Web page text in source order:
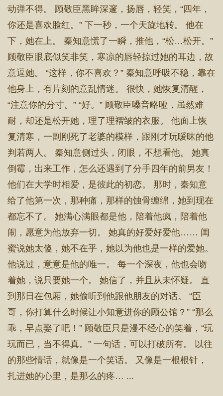
动弹不得。 顾敬臣黑眸深邃，扬唇，轻笑，“四年，
你还是喜欢脸红。” 下一秒，一个天旋地转。 他在
下，她在上。 秦知意慌了一瞬，推他，“松…松开。”
顾敬臣眼底似笑非笑，寒凉的唇轻掠过她的耳边，故
意逗她。 “这样，你不喜欢？” 秦知意呼吸不稳，靠在
他身上，有片刻的意乱情迷。 很快，她恢复清醒，
“注意你的分寸。” “好。” 顾敬臣嗓音略哑，虽然难
耐，却还是松开她，理了理褶皱的衣服。 他面上恢
复清寒，一副刚死了老婆的模样，跟刚才玩暧昧的他
判若两人。 秦知意侧过头，闭眼，不想看他。 她真
倒霉，出来工作，怎么还遇到了分手四年的前男友！
他们在大学时相爱，是彼此的初恋。 那时，秦知意
给了他第一次，那种痛，那样的蚀骨缠绵，她到现在
都忘不了。 她满心满眼都是他，陪着他疯，陪着他
闹，愿意为他放弃一切。 她真的好爱好爱他…… 闺
蜜说她太傻，她不在乎，她以为他也是一样的爱她。
他说过，意意是他的唯一。 每一个深夜，他也会吻
着她，说只要她一个。 她信了，并且从未怀疑。 直
到那日在包厢，她偷听到他跟他朋友的对话。 “臣
哥，你打算什么时候让小知意进你的顾公馆？” “那么
乖，早点娶了吧！” 顾敬臣只是漫不经心的笑着，“玩
玩而已，当不得真。” 一句话，可以打破所有。 以往
的那些情话，就像是一个笑话。 又像是一根根针，
扎进她的心里，是那么的疼… ...